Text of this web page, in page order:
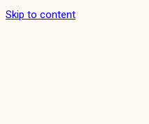
Skip to content